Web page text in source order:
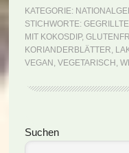
KATEGORIE:
STICHWORTE:
MIT KOKOSDIP,
KORIANDERBLÄTTER,
VEGAN , VEGETARISCH ,
Seitenspalte
Suchen